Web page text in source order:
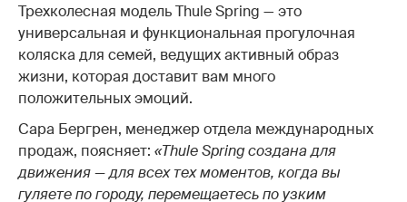
Трехколесная модель Thule Spring — это
универсальная и функциональная прогулочная
коляска для семей, ведущих активный образ
жизни, которая доставит вам много
положительных эмоций.
Сара Бергрен, менеджер отдела международных
продаж, поясняет: «Thule Spring создана для
движения — для всех тех моментов, когда вы
гуляете по городу, перемещаетесь по узким